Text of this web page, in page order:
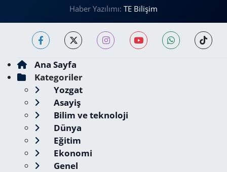
Haber Yazılımı: TE Bilişim
Ana Sayfa
Kategoriler
Yozgat
Asayiş
Bilim ve teknoloji
Dünya
Eğitim
Ekonomi
Genel